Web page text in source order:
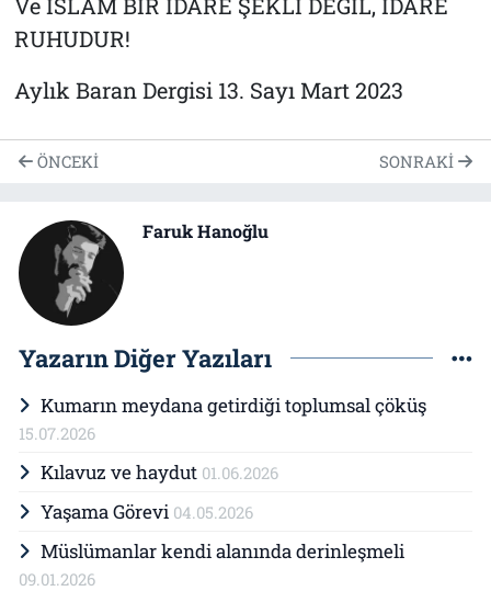
RUHUDUR!
Aylık Baran Dergisi 13. Sayı Mart 2023
ÖNCEKI SONRAKI
Faruk Hanoğlu
Yazarın Diğer Yazıları
Kumarın meydana getirdiği toplumsal çöküş
15.07.2026
Kılavuz ve haydut 01.06.2026
Yaşama Görevi 04.05.2026
Müslümanlar kendi alanında derinleşmeli
09.01.2026